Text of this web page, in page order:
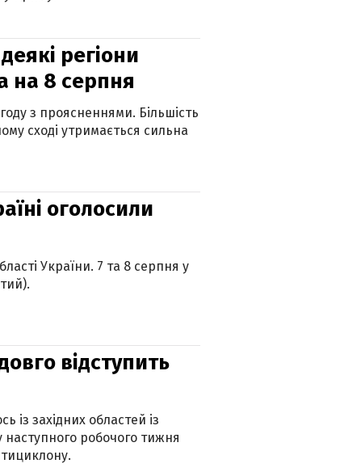
регіони
на 8 серпня
з проясненнями. Більшість
сході утримається сильна
оголосили
України. 7 та 8 серпня у
відступить
із західних областей із
робочого тижня